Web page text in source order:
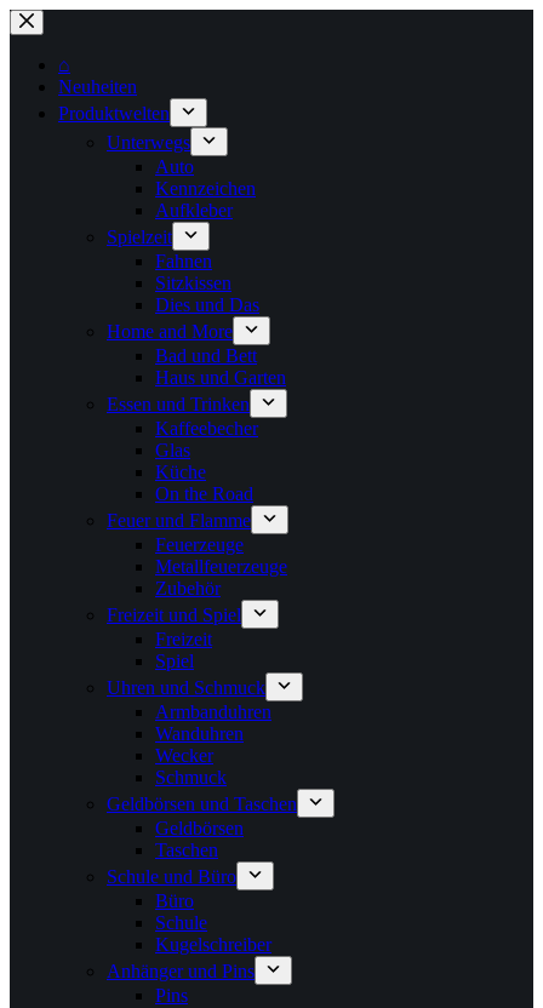
Zum
Inhalt
springen
⌂
Neuheiten
Produktwelten
Unterwegs
Auto
Kennzeichen
Aufkleber
Spielzeit
Fahnen
Sitzkissen
Dies und Das
Home and More
Bad und Bett
Haus und Garten
Essen und Trinken
Kaffeebecher
Glas
Küche
On the Road
Feuer und Flamme
Feuerzeuge
Metallfeuerzeuge
Zubehör
Freizeit und Spiel
Freizeit
Spiel
Uhren und Schmuck
Armbanduhren
Wanduhren
Wecker
Schmuck
Geldbörsen und Taschen
Geldbörsen
Taschen
Schule und Büro
Büro
Schule
Kugelschreiber
Anhänger und Pins
Pins